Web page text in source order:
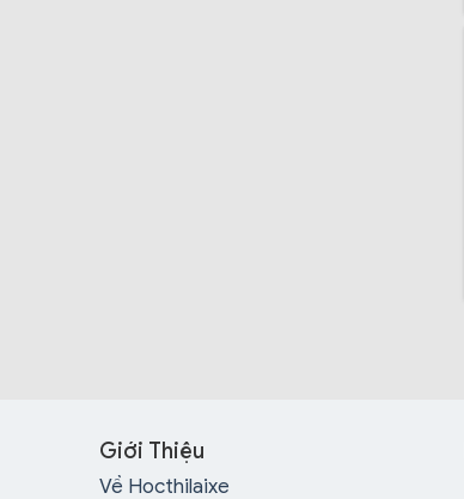
Giới Thiệu
Về Hocthilaixe